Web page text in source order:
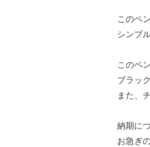
このペ
シンプ
このペ
ブラッ
また、
納期に
お急ぎ